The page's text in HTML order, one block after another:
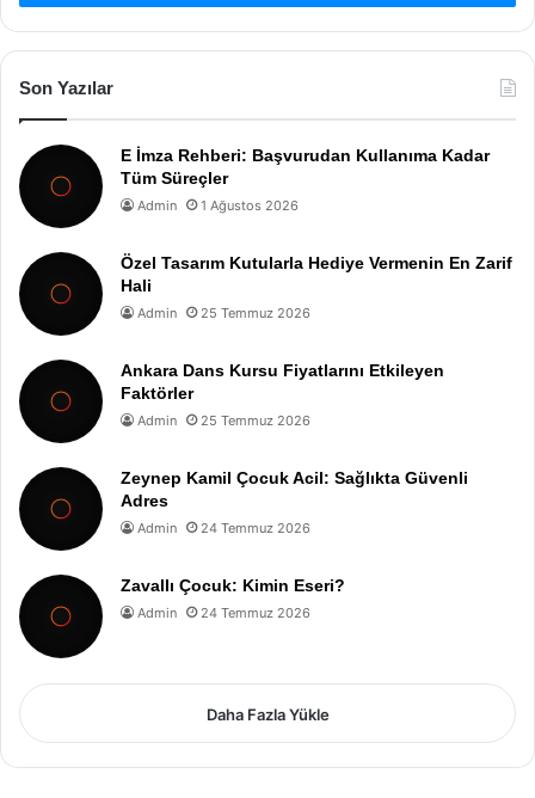
Son Yazılar
E İmza Rehberi: Başvurudan Kullanıma Kadar
Tüm Süreçler
Admin 1 Ağustos 2026
Özel Tasarım Kutularla Hediye Vermenin En Zarif
Hali
Admin 25 Temmuz 2026
Ankara Dans Kursu Fiyatlarını Etkileyen
Faktörler
Admin 25 Temmuz 2026
Zeynep Kamil Çocuk Acil: Sağlıkta Güvenli
Adres
Admin 24 Temmuz 2026
Zavallı Çocuk: Kimin Eseri?
Admin 24 Temmuz 2026
Daha Fazla Yükle